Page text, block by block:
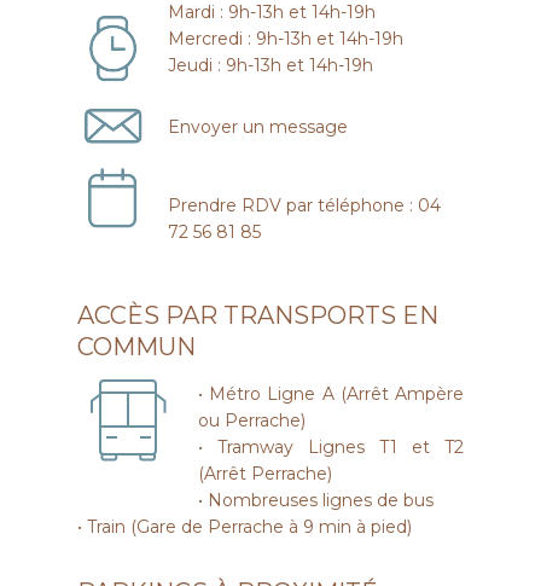
Mardi : 9h-13h et 14h-19h
Mercredi : 9h-13h et 14h-19h
Jeudi : 9h-13h et 14h-19h
Envoyer un message
Prendre RDV par téléphone : 04
72 56 81 85
ACCÈS PAR TRANSPORTS EN
COMMUN
• Métro Ligne A (Arrêt Ampère
ou Perrache)
• Tramway Lignes T1 et T2
(Arrêt Perrache)
• Nombreuses lignes de bus
• Train (Gare de Perrache à 9 min à pied)